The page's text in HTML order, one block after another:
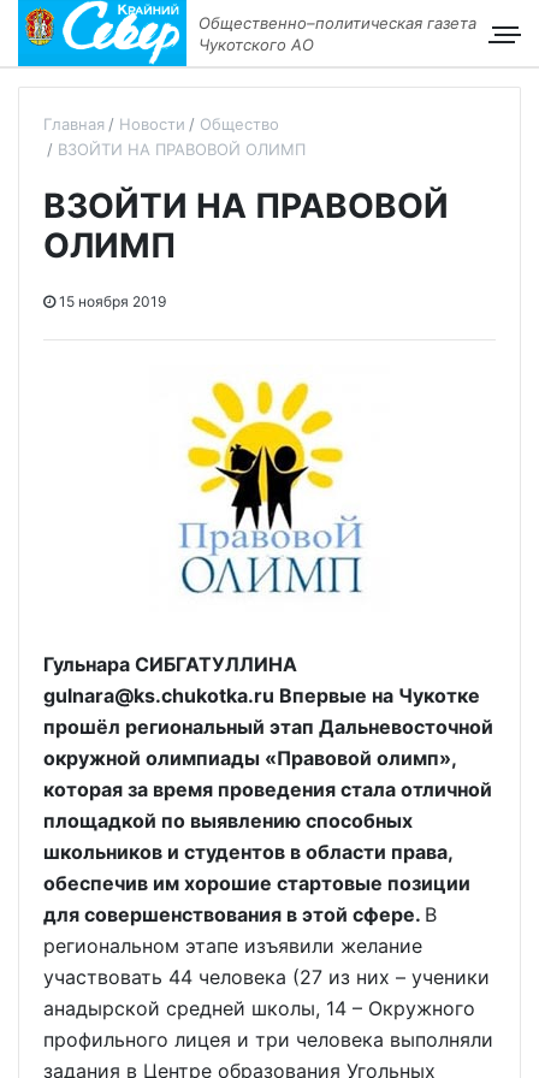
Общественно–политическая газета
Чукотского АО
Главная Новости
Общество
ВЗОЙТИ НА ПРАВОВОЙ ОЛИМП
ВЗОЙТИ НА ПРАВОВОЙ
ОЛИМП
15 ноября 2019
Гульнара СИБГАТУЛЛИНА
gulnara@ks.chukotka.ru Впервые на Чукотке
прошёл региональный этап Дальневосточной
окружной олимпиады «Правовой олимп»,
которая за время проведения стала отличной
площадкой по выявлению способных
школьников и студентов в области права,
обеспечив им хорошие стартовые позиции
для совершенствования в этой сфере. В
региональном этапе изъявили желание
участвовать 44 человека (27 из них – ученики
анадырской средней школы, 14 – Окружного
профильного лицея и три человека выполняли
задания в Центре образования Угольных